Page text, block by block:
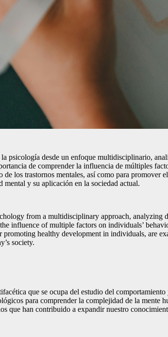
psicología desde un enfoque multidisciplinario,
de comprender la influencia de múltiples
de los trastornos mentales, así como para
mental y su aplicación en la sociedad actual.
from a multidisciplinary approach, analyzing
influence of multiple factors on individuals’
promoting healthy development in individuals, are
society.
que se ocupa del estudio del
para comprender la complejidad de la mente
que han contribuido a expandir nuestro